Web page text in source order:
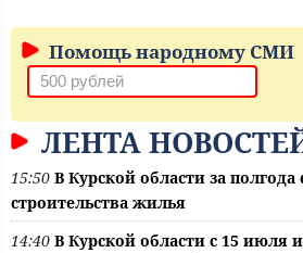
Помощь народному СМИ
ЛЕНТА
15:50 В Курской области за
строительства жилья
14:40 В Курской области с 15 июля